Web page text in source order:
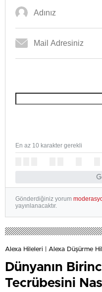
En az 10 karakter gerekli
Gönderdiğiniz yorum
yayınlanacaktır.
Alexa Hileleri | Alexa Düşürme
Dünyanın
Tecrübesini